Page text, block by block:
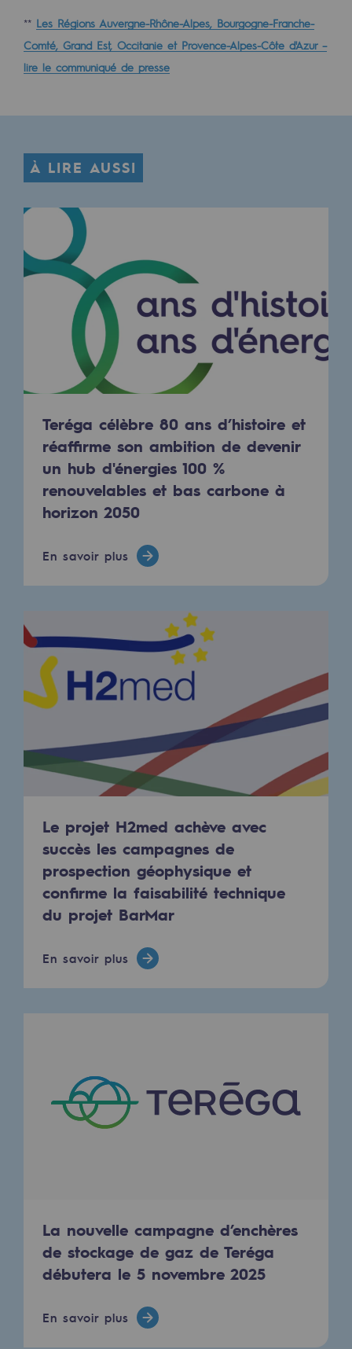
Sécurité et cybersécurité
Santé et sécurité au travail
Gouvernance responsable
Organisation
Éthique et conformité
Achats responsables
Fonds de dotation
Fonds de dotation
Présentation du fonds de dotation
Gouvernance du fonds de dotation et
Soumettre un projet
Nos activités
Nos activités
Transport de gaz
Transport de gaz
Projet type
Exploitation du réseau de gaz
Raccordement au réseau de gaz
Stockage de gaz
Stockage de gaz
Projet type
Infrastructures historiques
Biométhane
Biométhane
Biométhane : Enjeux et opportunités
Hydrogène
Hydrogène
Stockage d'hydrogène
Projet HySoW
Appel à Manifestation d'Intérêt H2 et
** Les Régions Auvergne-Rhône-Alpes, Bourgogne-Franche-
Comté, Grand Est, Occitanie et Provence-Alpes-Côte d'Azur –
lire le communiqué de presse
À LIRE AUSSI
Teréga célèbre 80 ans d’histoire et
réaffirme son ambition de devenir
un hub d'énergies 100 %
renouvelables et bas carbone à
horizon 2050
En savoir plus
Le projet H2med achève avec
succès les campagnes de
prospection géophysique et
confirme la faisabilité technique
du projet BarMar
En savoir plus
La nouvelle campagne d’enchères
de stockage de gaz de Teréga
débutera le 5 novembre 2025
En savoir plus